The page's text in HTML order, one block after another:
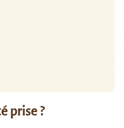
prise ?